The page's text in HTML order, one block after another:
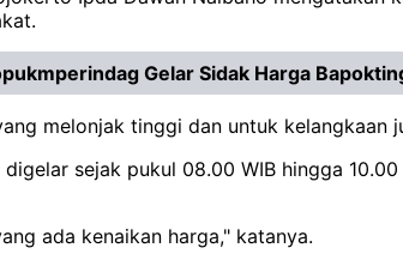
Gelar Sidak Harga
melonjak tinggi dan untuk kelangkaan
sejak pukul 08.00 WIB hingga
ada kenaikan harga," katanya.